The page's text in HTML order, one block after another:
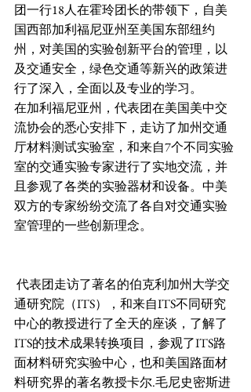
团一行18人在霍玲团长的带领下，自美
国西部加利福尼亚州至美国东部纽约
州，对美国的实验创新平台的管理，以
及交通安全，绿色交通等新兴的政策进
行了深入，全面以及专业的学习。
在加利福尼亚州，代表团在美国美中交
流协会的悉心安排下，走访了加州交通
厅材料测试实验室，和来自7个不同实验
室的交通实验专家进行了实地交流，并
且参观了各类的实验器材和设备。中美
双方的专家纷纷交流了各自对交通实验
室管理的一些创新理念。
通研究院（ITS），和来自ITS不同研究
中心的教授进行了全天的座谈，了解了
ITS的技术成果转换项目，参观了ITS路
面材料研究实验中心，也和美国路面材
料研究界的著名教授卡尔.毛尼史密斯进